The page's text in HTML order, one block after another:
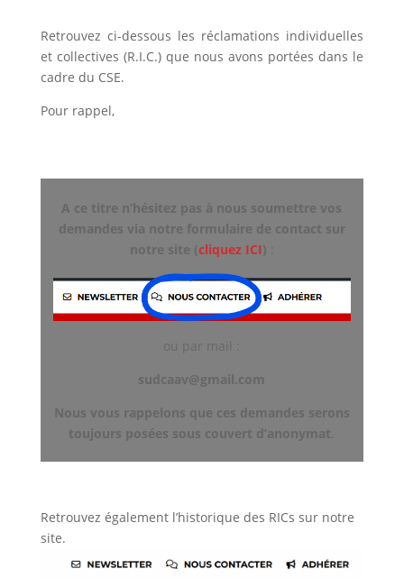
Retrouvez ci-dessous les réclamations individuelles
et collectives (R.I.C.) que nous avons portées dans le
cadre du CSE.
Pour rappel,
A ce titre n’hésitez pas à nous soumettre vos
demandes via notre formulaire de contact sur
notre site (cliquez ICI)
ou par mail :
sudcaav@gmail.com
Nous vous rappelons que ces demandes serons
toujours posées sous couvert d’anonymat
Retrouvez également l’historique des RICs sur notre
site.